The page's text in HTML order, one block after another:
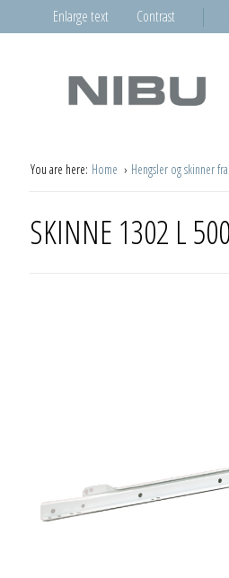
Enlarge text Contrast
You are here: Home Hengsler og skinner
SKINNE 1302 L